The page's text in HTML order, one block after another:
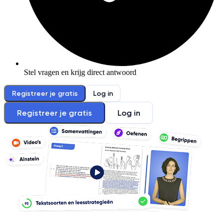
Stel vragen en krijg direct antwoord
Registreer je gratis Log in
Registreer je gratis Log in